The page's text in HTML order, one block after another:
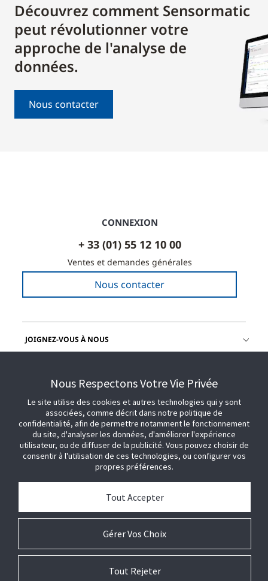
Découvrez comment Sensormatic
peut révolutionner votre
approche de l'analyse de
données.
Nous contacter
CONNEXION
+ 33 (01) 55 12 10 00
Ventes et demandes générales
Nous contacter
JOIGNEZ-VOUS À NOUS
© 2026 Johnson Controls. Tous droits réservés .
Nous Respectons Votre Vie Privée
Le site utilise des cookies et autres technologies qui y sont
associées, comme décrit dans notre politique de
confidentialité, afin de permettre notamment le fonctionnement
du site, d'analyser les données, d'améliorer l'expérience
utilisateur, ou de diffuser de la publicité. Vous pouvez choisir de
consentir à l'utilisation de ces technologies, ou configurer vos
propres préférences.
Gérer Vos Choix
Tout Accepter
Tout Rejeter